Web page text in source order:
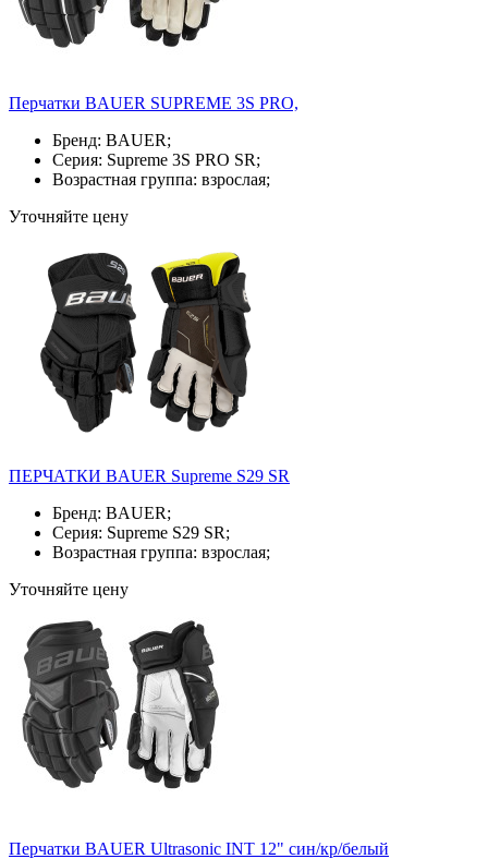
Перчатки BAUER SUPREME 3S PRO,
Бренд: BAUER;
Серия: Supreme 3S PRO SR;
Возрастная группа: взрослая;
Уточняйте цену
ПЕРЧАТКИ BAUER Supreme S29 SR
Бренд: BAUER;
Серия: Supreme S29 SR;
Возрастная группа: взрослая;
Уточняйте цену
Перчатки BAUER Ultrasonic INT 12" син/кр/белый